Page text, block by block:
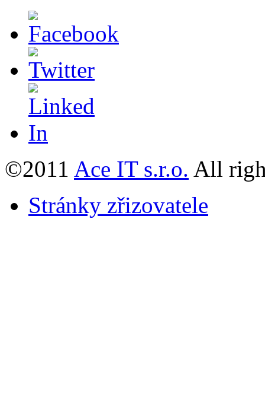
©2011 Ace IT s.r.o. All
Stránky zřizovatele